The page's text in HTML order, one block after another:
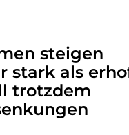
steigen
stark als
trotzdem